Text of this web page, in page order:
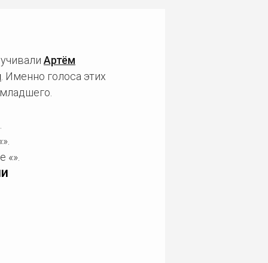
Артём
. Именно голоса этих
«».